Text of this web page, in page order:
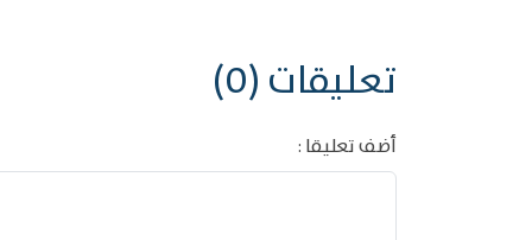
تعليقات (0)
أضف تعليقا :